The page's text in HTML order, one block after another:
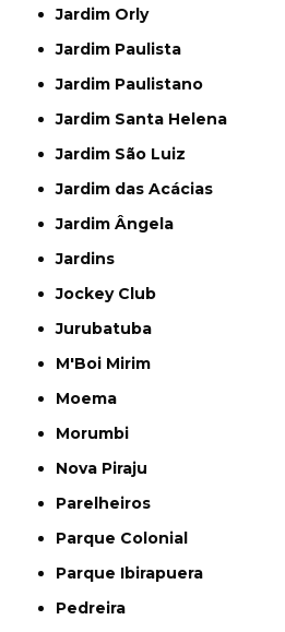
Jardim Orly
Jardim Paulista
Jardim Paulistano
Jardim Santa Helena
Jardim São Luiz
Jardim das Acácias
Jardim Ângela
Jardins
Jockey Club
Jurubatuba
M'Boi Mirim
Moema
Morumbi
Nova Piraju
Parelheiros
Parque Colonial
Parque Ibirapuera
Pedreira